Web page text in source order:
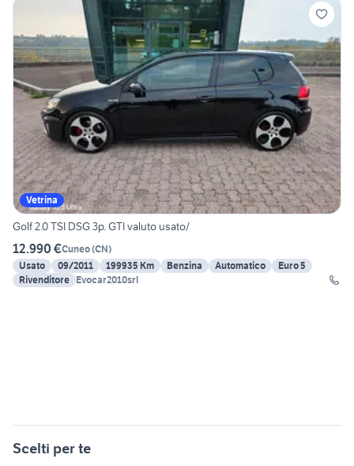
Vetrina
Golf 2.0 TSI DSG 3p. GTI valuto usato/
12.990 €Cuneo(CN)
Usato
09/2011 199935 Km Benzina Automatico
Euro 5
Rivenditore Evocar2010srl
Scelti per te